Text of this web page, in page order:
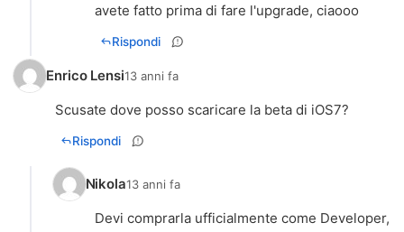
avete fatto prima di fare l'upgrade, ciaooo
Rispondi
Enrico Lensi13 anni fa
Scusate dove posso scaricare la beta di iOS7?
Rispondi
Nikola13 anni fa
Devi comprarla ufficialmente come Developer,